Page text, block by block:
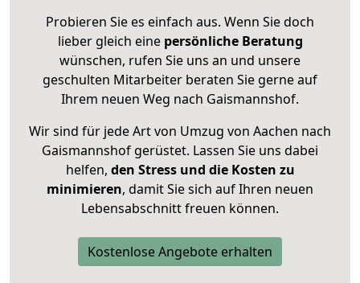
Probieren Sie es einfach aus. Wenn Sie doch
lieber gleich eine persönliche Beratung
wünschen, rufen Sie uns an und unsere
geschulten Mitarbeiter beraten Sie gerne auf
Ihrem neuen Weg nach Gaismannshof.
Wir sind für jede Art von Umzug von Aachen nach
Gaismannshof gerüstet. Lassen Sie uns dabei
helfen, den Stress und die Kosten zu
minimieren, damit Sie sich auf Ihren neuen
Lebensabschnitt freuen können.
Kostenlose Angebote erhalten